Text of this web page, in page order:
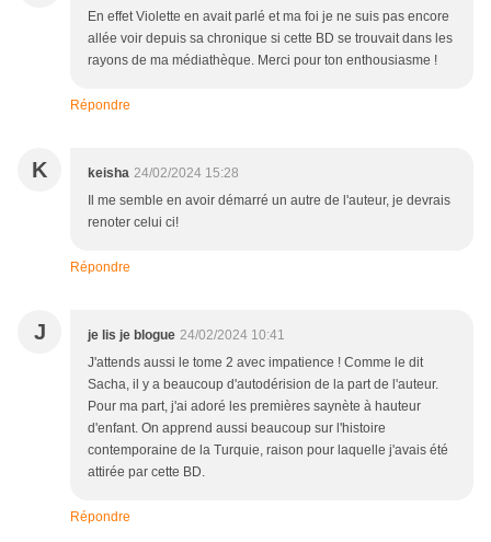
En effet Violette en avait parlé et ma foi je ne suis pas encore
allée voir depuis sa chronique si cette BD se trouvait dans les
rayons de ma médiathèque. Merci pour ton enthousiasme !
Répondre
K keisha 24/02/2024 15:28
Il me semble en avoir démarré un autre de l'auteur, je devrais
renoter celui ci!
Répondre
J je lis je blogue 24/02/2024 10:41
J'attends aussi le tome 2 avec impatience ! Comme le dit
Sacha, il y a beaucoup d'autodérision de la part de l'auteur.
Pour ma part, j'ai adoré les premières saynète à hauteur
d'enfant. On apprend aussi beaucoup sur l'histoire
contemporaine de la Turquie, raison pour laquelle j'avais été
attirée par cette BD.
Répondre